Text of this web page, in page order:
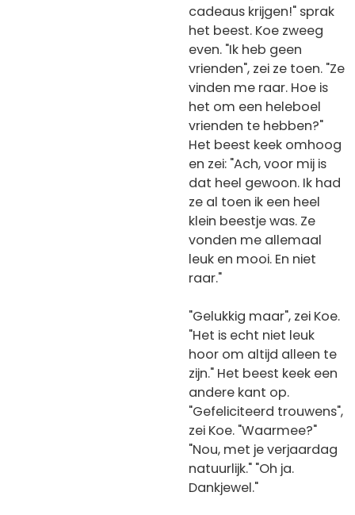
cadeaus krijgen!" sprak
het beest. Koe zweeg
even. "Ik heb geen
vrienden", zei ze toen. "Ze
vinden me raar. Hoe is
het om een heleboel
vrienden te hebben?"
Het beest keek omhoog
en zei: "Ach, voor mij is
dat heel gewoon. Ik had
ze al toen ik een heel
klein beestje was. Ze
vonden me allemaal
leuk en mooi. En niet
raar."
"Gelukkig maar", zei Koe.
"Het is echt niet leuk
hoor om altijd alleen te
zijn." Het beest keek een
andere kant op.
"Gefeliciteerd trouwens",
zei Koe. "Waarmee?"
"Nou, met je verjaardag
natuurlijk." "Oh ja.
Dankjewel."